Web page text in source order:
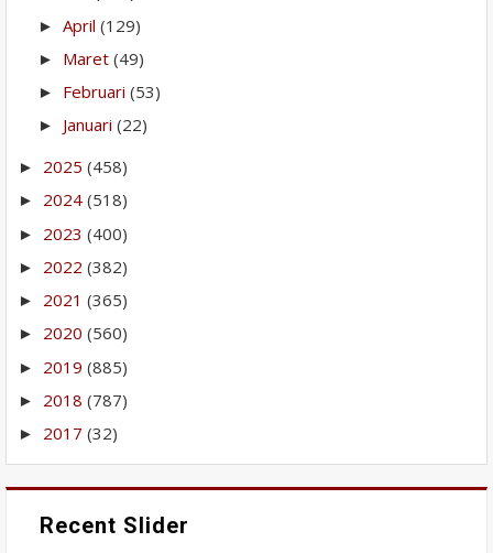
► April (129)
► Maret (49)
► Februari (53)
► Januari (22)
► 2025 (458)
► 2024 (518)
► 2023 (400)
► 2022 (382)
► 2021 (365)
► 2020 (560)
► 2019 (885)
► 2018 (787)
► 2017 (32)
Recent Slider